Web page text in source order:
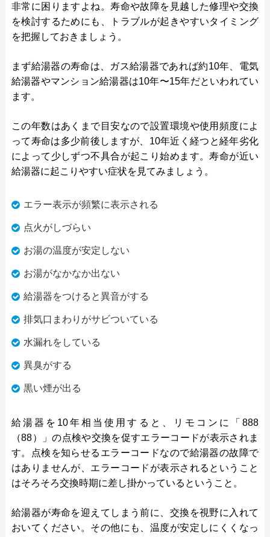
非常に困りますよね。寿命や故障を見越した修理や交換
を検討するためにも、トラブルが起きやすいタイミング
を把握しておきましょう。
まず給湯器の寿命は、ガス給湯器であれば約10年、電気
給湯器やマンション給湯器は10年〜15年だといわれてい
ます。
この年数はあくまで目安なので設置環境や使用頻度によ
って寿命は多少前後しますが、10年近く経つと経年劣化
によって少しずつ不具合が起こり始めます。寿命が近い
給湯器に起こりやすい症状を見てみましょう。
エラー表示が頻繁に表示される
点火がしづらい
お湯の温度が安定しない
お湯がなかなか出ない
給湯器をつけると異音がする
排気口まわりがサビついている
水漏れをしている
異臭がする
黒い煙が出る
給湯器を10年相当使用すると、リモコンに「888
（88）」の点検や交換を促すエラーコードが表示されま
す。点検を知らせるエラーコードなので給湯器の故障で
はありませんが、エラーコードが表示されるということ
はそろそろ交換時期に差し掛かっているということ。
給湯器が寿命を迎えてしまう前に、交換を視野に入れて
おいてください。その他にも、温度が安定しにくくなっ